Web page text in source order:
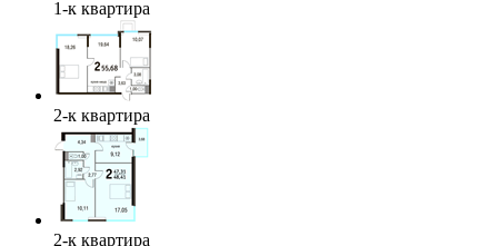
1-к квартира
2-к квартира
2-к квартира